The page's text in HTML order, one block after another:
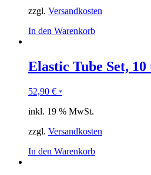
zzgl. Versandkosten
In den Warenkorb
Elastic Tube Set, 10
52,90 € *
inkl. 19 % MwSt.
zzgl. Versandkosten
In den Warenkorb